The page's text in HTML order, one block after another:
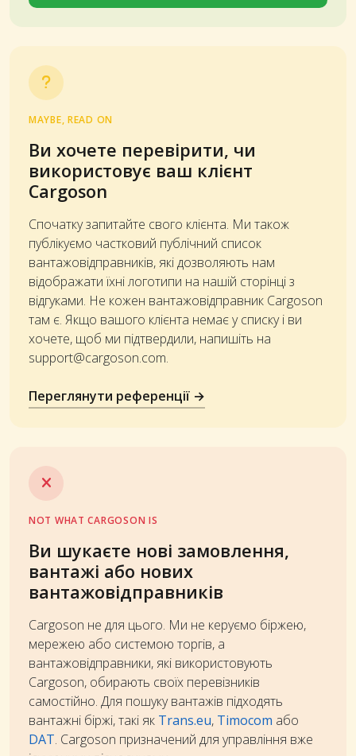
MAYBE, READ ON
Ви хочете перевірити, чи
використовує ваш клієнт
Cargoson
Спочатку запитайте свого клієнта. Ми також
публікуємо частковий публічний список
вантажовідправників, які дозволяють нам
відображати їхні логотипи на нашій сторінці з
відгуками. Не кожен вантажовідправник Cargoson
там є. Якщо вашого клієнта немає у списку і ви
хочете, щоб ми підтвердили, напишіть на
support@cargoson.com.
Переглянути референції →
NOT WHAT CARGOSON IS
Ви шукаєте нові замовлення,
вантажі або нових
вантажовідправників
Cargoson не для цього. Ми не керуємо біржею,
мережею або системою торгів, а
вантажовідправники, які використовують
Cargoson, обирають своїх перевізників
самостійно. Для пошуку вантажів підходять
вантажні біржі, такі як Trans.eu, Timocom або
DAT. Cargoson призначений для управління вже